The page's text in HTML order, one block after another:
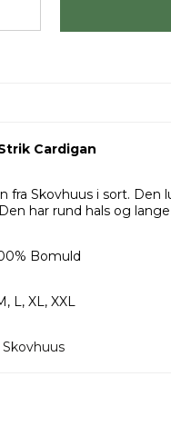
Cardigan
fra Skovhuus i sort.
har rund hals og
Bomuld
L, XL, XXL
Skovhuus